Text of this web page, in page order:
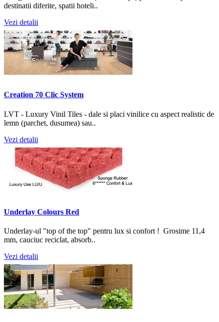
destinatii diferite, spatii hoteli..
Vezi detalii
Creation 70 Clic System
LVT - Luxury Vinil Tiles - dale si placi vinilice cu aspect realistic de
lemn (parchet, dusumea) sau..
Vezi detalii
Underlay Colours Red
Underlay-ul "top of the top" pentru lux si confort ! Grosime 11,4
mm, cauciuc reciclat, absorb..
Vezi detalii